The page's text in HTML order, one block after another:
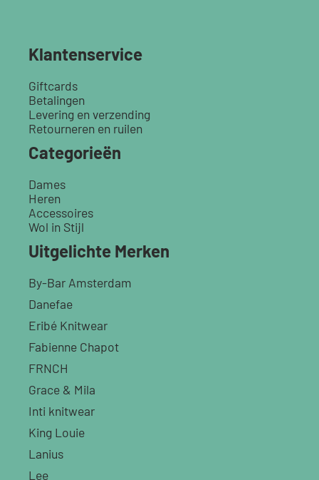
Klantenservice
Giftcards
Betalingen
Levering en verzending
Retourneren en ruilen
Categorieën
Dames
Heren
Accessoires
Wol in Stijl
Uitgelichte Merken
By-Bar Amsterdam
Danefae
Eribé Knitwear
Fabienne Chapot
FRNCH
Grace & Mila
Inti knitwear
King Louie
Lanius
Lee